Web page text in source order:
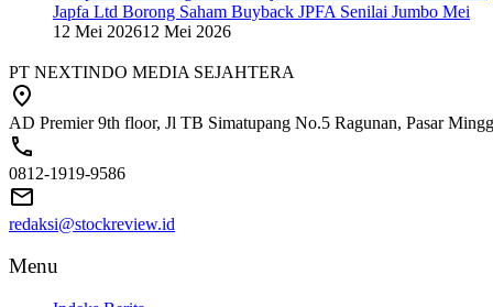
Japfa Ltd Borong Saham Buyback JPFA Senilai Jumbo Mei
12 Mei 202612 Mei 2026
PT NEXTINDO MEDIA SEJAHTERA
AD Premier 9th floor, Jl TB Simatupang No.5 Ragunan, Pasar
0812-1919-9586
redaksi@stockreview.id
Menu